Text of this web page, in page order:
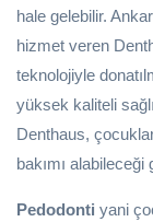
hale gelebilir.
hizmet veren
teknolojiyle
yüksek kaliteli
Denthaus,
bakımı
Pedodonti yani